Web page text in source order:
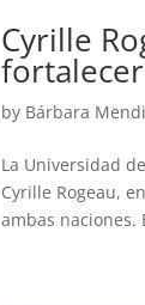
Cyrille
by Bárbara
La Universidad
Cyrille Rogeau,
ambas naciones.